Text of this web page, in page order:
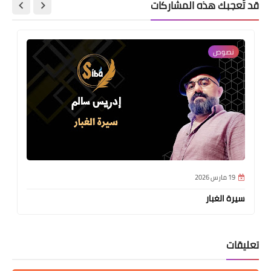
قد تُعجبك هذه المشاركات
نصوص
19 مارس 2026
سيرة الغبار
تعليقات